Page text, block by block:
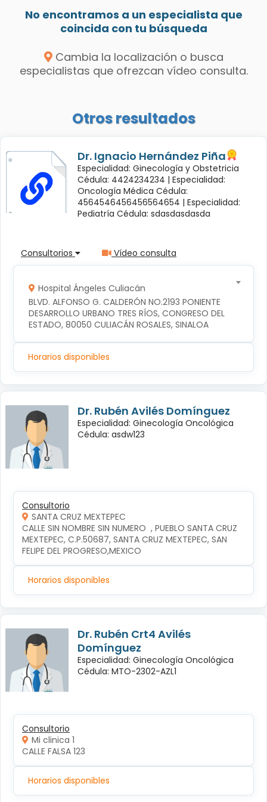
No encontramos a un especialista que
coincida con tu búsqueda
Cambia la localización o busca
especialistas que ofrezcan vídeo consulta.
Otros resultados
Dr. Ignacio Hernández Piña
Especialidad: Ginecología y Obstetricia
Cédula: 4424234234 | Especialidad:
Oncología Médica Cédula:
4564546456456564654 | Especialidad:
Pediatría Cédula: sdasdasdasda
Consultorios Vídeo consulta
Hospital Ángeles Culiacán
BLVD. ALFONSO G. CALDERÓN NO.2193 PONIENTE
DESARROLLO URBANO TRES RÍOS, CONGRESO DEL
ESTADO, 80050 CULIACÁN ROSALES, SINALOA
Horarios disponibles
Dr. Rubén Avilés Domínguez
Especialidad: Ginecología Oncológica
Cédula: asdw123
Consultorio
SANTA CRUZ MEXTEPEC
CALLE SIN NOMBRE SIN NUMERO  , PUEBLO SANTA CRUZ
MEXTEPEC, C.P.50687, SANTA CRUZ MEXTEPEC, SAN
FELIPE DEL PROGRESO,MEXICO
Horarios disponibles
Dr. Rubén Crt4 Avilés
Domínguez
Especialidad: Ginecología Oncológica
Cédula: MTO-2302-AZL1
Consultorio
Mi clinica 1
CALLE FALSA 123
Horarios disponibles